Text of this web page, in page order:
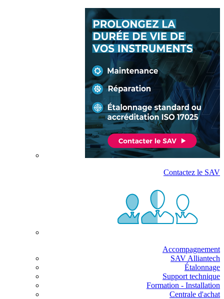
Contactez le SAV
Accompagnement
SAV Alliantech
Étalonnage
Support technique
Formation - Installation
Centrale d'achat